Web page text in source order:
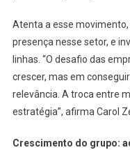
Atenta a esse
presença nesse setor, e
linhas. “O desafio das
crescer, mas em
relevância. A troca entre
estratégia”, afirma Carol
Crescimento do grupo: